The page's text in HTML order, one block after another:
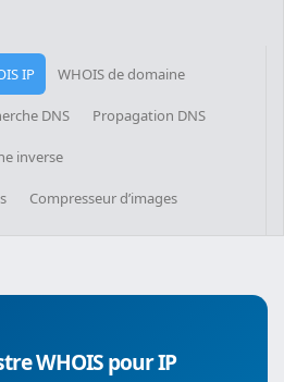
IP WHOIS de domaine
DNS Propagation DNS
inverse
Compresseur d’images
WHOIS pour IP